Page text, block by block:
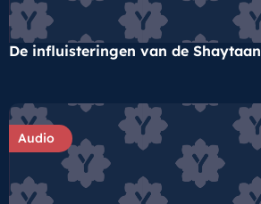
De influisteringen van de Shaytaan
Audio